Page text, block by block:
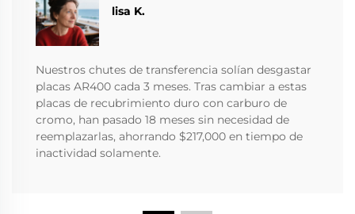
lisa K.
Nuestros chutes de transferencia solían desgastar
placas AR400 cada 3 meses. Tras cambiar a estas
placas de recubrimiento duro con carburo de
cromo, han pasado 18 meses sin necesidad de
reemplazarlas, ahorrando $217,000 en tiempo de
inactividad solamente.